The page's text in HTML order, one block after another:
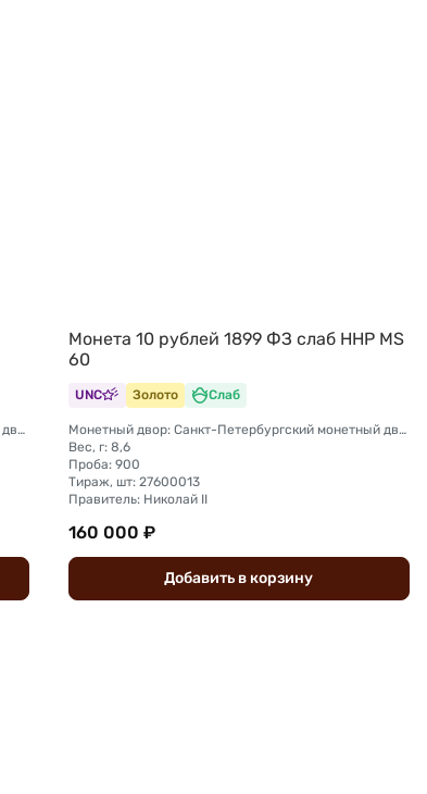
Монетный двор: Санкт-Петербургский монетный двор
Монета 10 рублей 1899 ФЗ слаб ННР MS
60
UNC Золото Слаб
Монетный двор: Санкт-Петербургский монетный двор
Вес, г: 8,6
Проба: 900
Тираж, шт: 27600013
Правитель: Николай II
160 000 ₽
Добавить в корзину